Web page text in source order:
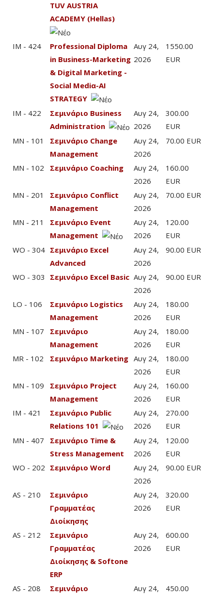
TUV AUSTRIA
ACADEMY (Hellas)
IM - 424
Professional Diploma
in Business-Marketing
& Digital Marketing -
Social Mediα-AI
STRATEGY
Αυγ 24,
2026
1550.00
EUR
IM - 422
Σεμινάριο Business
Administration
Αυγ 24,
2026
300.00
EUR
MN - 101
Σεμινάριο Change
Management
Αυγ 24,
2026
70.00 EUR
MN - 102 Σεμινάριο Coaching
Αυγ 24,
2026
160.00
EUR
MN - 201
Σεμινάριο Conflict
Management
Αυγ 24,
2026
70.00 EUR
MN - 211
Σεμινάριο Event
Management
Αυγ 24,
2026
120.00
EUR
WO - 304 Σεμινάριο Excel
Advanced
Αυγ 24,
2026
90.00 EUR
WO - 303 Σεμινάριο Excel Basic Αυγ 24,
2026
90.00 EUR
LO - 106
Σεμινάριο Logistics
Management
Αυγ 24,
2026
180.00
EUR
MN - 107
Σεμινάριο
Management
Αυγ 24,
2026
180.00
EUR
MR - 102
Σεμινάριο Marketing Αυγ 24,
2026
180.00
EUR
MN - 109
Σεμινάριο Project
Management
Αυγ 24,
2026
160.00
EUR
IM - 421
Σεμινάριο Public
Relations 101
Αυγ 24,
2026
270.00
EUR
MN - 407
Σεμινάριο Time &
Stress Management
Αυγ 24,
2026
120.00
EUR
WO - 202 Σεμινάριο Word
Αυγ 24,
2026
90.00 EUR
AS - 210
Σεμινάριο
Γραμματέας
Διοίκησης
Αυγ 24,
2026
320.00
EUR
AS - 212
Σεμινάριο
Γραμματέας
Διοίκησης & Softone
ERP
Αυγ 24,
2026
600.00
EUR
AS - 208
Σεμινάριο
Αυγ 24,
450.00